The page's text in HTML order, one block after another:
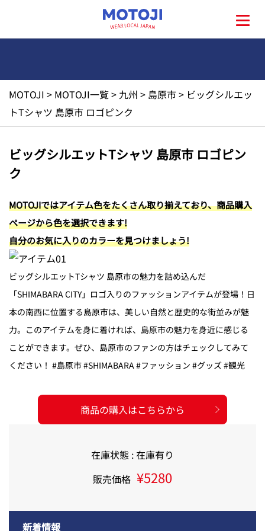
HOME
お問い合わせ
MOTOJI > MOTOJI一覧> 九州 > 島原市> ビッグシルエッ
トTシャツ 島原市 ロゴピンク
新着情報
ビッグシルエットTシャツ 島原市 ロゴピン
ク
MOTOJIではアイテム色をたくさん取り揃えており、商品購入
ページから色を選択できます!
自分のお気に入りのカラーを見つけましょう!
ビッグシルエットTシャツ 島原市の魅力を詰め込んだ
「SHIMABARA CITY」ロゴ入りのファッションアイテムが登場！日
本の南西に位置する島原市は、美しい自然と歴史的な街並みが魅
力。このアイテムを身に着ければ、島原市の魅力を身近に感じる
ことができます。ぜひ、島原市のファンの方はチェックしてみて
ください！ #島原市 #SHIMABARA #ファッション #グッズ #観光
商品の購入はこちらから
在庫状態 : 在庫有り
販売価格 ¥5280